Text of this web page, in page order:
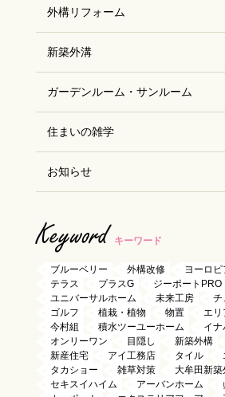
外構リフォーム
新築外溝
ガーデンルーム・サンルーム
住まいの雑学
お知らせ
Keyword キーワード
ブルーベリー 外構改修
ヨーロ
テラス
プラスG
ジーポートPRO
ユニバーサルホーム
未来工房
チ
ゴルフ
植栽・植物 物置 エリ
今村組
積水ツーユーホーム イナ
オンリーワン
目隠し 新築外構
新産住宅
アイ工務店 タイル
タカショー
雑草対策
大牟田新築
セキスイハイム
アーバンホーム